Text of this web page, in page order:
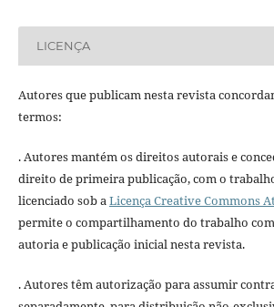
LICENÇA
Autores que publicam nesta revista
termos:
. Autores mantém os direitos autorais e
direito de primeira publicação, com o
licenciado sob a Licença Creative Commons
permite o compartilhamento do trabalho
autoria e publicação inicial nesta revista.
. Autores têm autorização para assumir